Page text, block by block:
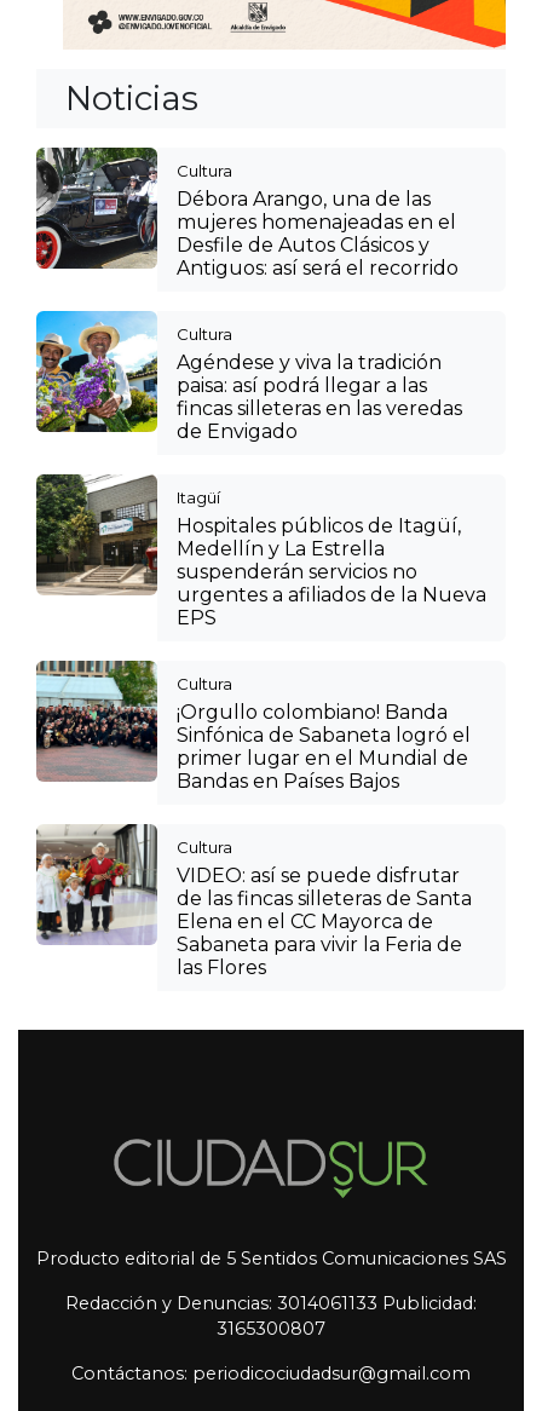
Noticias
Cultura
Débora Arango, una de las
mujeres homenajeadas en el
Desfile de Autos Clásicos y
Antiguos: así será el recorrido
Cultura
Agéndese y viva la tradición
paisa: así podrá llegar a las
fincas silleteras en las veredas
de Envigado
Itagüí
Hospitales públicos de Itagüí,
Medellín y La Estrella
suspenderán servicios no
urgentes a afiliados de la Nueva
EPS
Cultura
¡Orgullo colombiano! Banda
Sinfónica de Sabaneta logró el
primer lugar en el Mundial de
Bandas en Países Bajos
Cultura
VIDEO: así se puede disfrutar
de las fincas silleteras de Santa
Elena en el CC Mayorca de
Sabaneta para vivir la Feria de
las Flores
Producto editorial de 5 Sentidos Comunicaciones SAS
Redacción y Denuncias: 3014061133 Publicidad:
3165300807
Contáctanos: periodicociudadsur@gmail.com